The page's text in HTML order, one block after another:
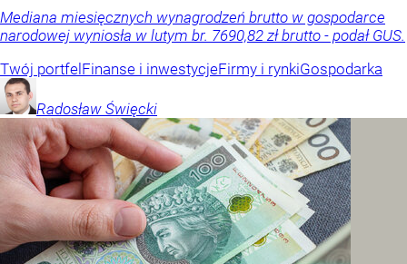
Mediana miesięcznych wynagrodzeń brutto w gospodarce
narodowej wyniosła w lutym br. 7690,82 zł brutto - podał GUS.
Twój portfelFinanse i inwestycjeFirmy i rynkiGospodarka
Radosław Święcki